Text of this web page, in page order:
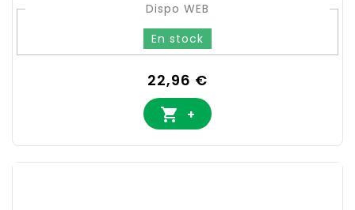
Dispo WEB
En stock
Prix
22,96 €
 +